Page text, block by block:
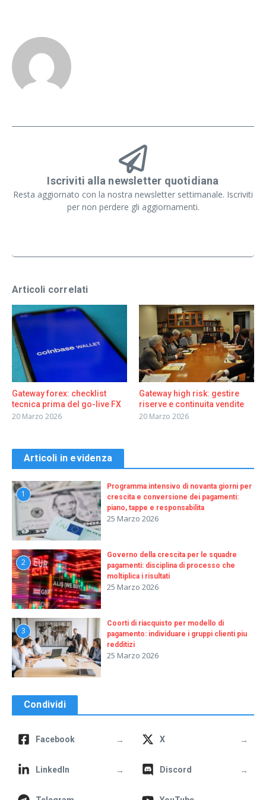
Iscriviti alla newsletter quotidiana
Resta aggiornato con la nostra newsletter settimanale. Iscriviti
per non perdere gli aggiornamenti.
Articoli correlati
Gateway forex: checklist
tecnica prima del go-live FX
20 Marzo 2026
Gateway high risk: gestire
riserve e continuita vendite
20 Marzo 2026
Articoli in evidenza
1
Programma intensivo di novanta giorni per
crescita e conversione dei pagamenti:
piano, tappe e responsabilita
25 Marzo 2026
2
Governo della crescita per le squadre
pagamenti: disciplina di processo che
moltiplica i risultati
25 Marzo 2026
3
Coorti di riacquisto per modello di
pagamento: individuare i gruppi clienti piu
redditizi
25 Marzo 2026
Condividi
Facebook → X →
LinkedIn → Discord →